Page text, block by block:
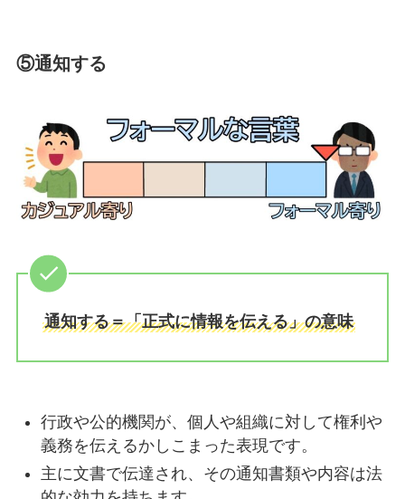
⑤通知する
通知する＝「正式に情報を伝える」の意味
行政や公的機関が、個人や組織に対して権利や
義務を伝えるかしこまった表現です。
主に文書で伝達され、その通知書類や内容は法